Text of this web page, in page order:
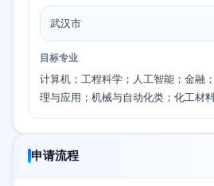
武汉市
目标专业
计算机；工程科学；人工智能；金融
理与应用；机械与自动化类；化工材
申请流程